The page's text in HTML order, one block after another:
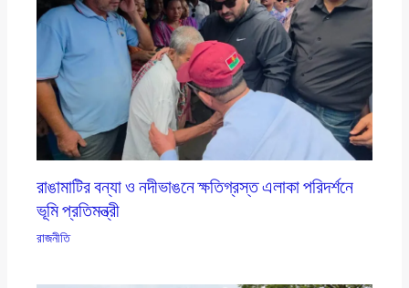
রাঙামাটির বন্যা ও নদীভাঙনে ক্ষতিগ্রস্ত এলাকা পরিদর্শনে
ভূমি প্রতিমন্ত্রী
রাজনীতি